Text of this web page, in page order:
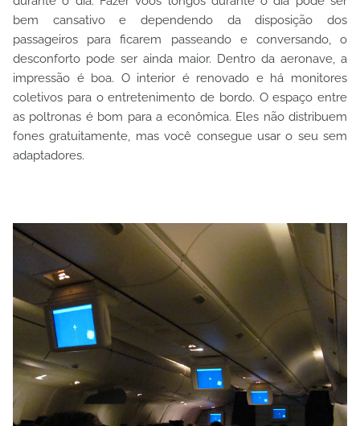
bem cansativo e dependendo da disposição dos
passageiros para ficarem passeando e conversando, o
desconforto pode ser ainda maior. Dentro da aeronave, a
impressão é boa. O interior é renovado e há monitores
coletivos para o entretenimento de bordo. O espaço entre
as poltronas é bom para a econômica. Eles não distribuem
fones gratuitamente, mas você consegue usar o seu sem
adaptadores.